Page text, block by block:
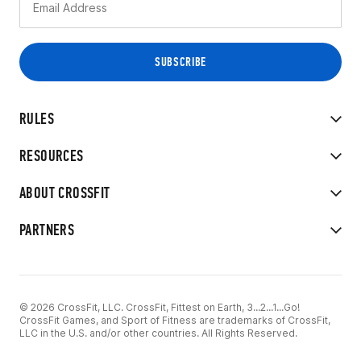
RULES
RESOURCES
ABOUT CROSSFIT
PARTNERS
© 2026 CrossFit, LLC. CrossFit, Fittest on Earth, 3...2...1...Go!
CrossFit Games, and Sport of Fitness are trademarks of CrossFit,
LLC in the U.S. and/or other countries. All Rights Reserved.